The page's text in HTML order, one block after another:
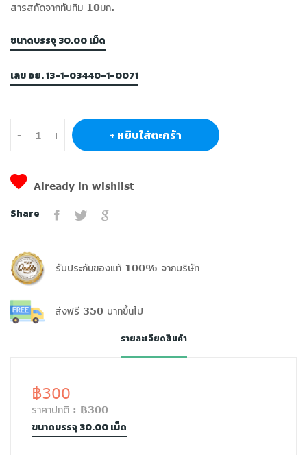
สารสกัดจากทับทิม 10มก.
ขนาดบรรจุ 30.00 เม็ด
เลข อย. 13-1-03440-1-0071
- + + หยิบใส่ตะกร้า
Already in wishlist
Share
รับประกันของแท้ 100% จากบริษัท
ส่งฟรี 350 บาทขึ้นไป
รายละเอียดสินค้า
฿300
ราคาปกติ : ฿300
ขนาดบรรจุ 30.00 เม็ด